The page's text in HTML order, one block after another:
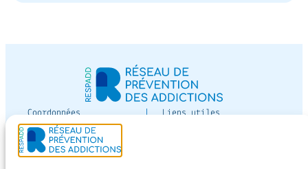
Coordonnées
12 av Paul-Vaillant-
Couturier
bâtiment Jean Moreau
Liens utiles